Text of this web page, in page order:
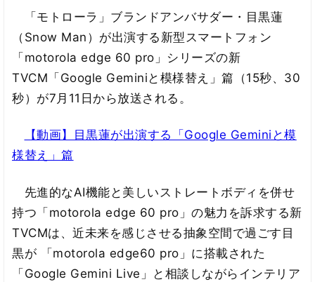
「モトローラ」ブランドアンバサダー・目黒蓮
（Snow Man）が出演する新型スマートフォン
「motorola edge 60 pro」シリーズの新
TVCM「Google Geminiと模様替え」篇（15秒、30
秒）が7月11日から放送される。
【動画】目黒蓮が出演する「Google Geminiと模
様替え」篇
先進的なAI機能と美しいストレートボディを併せ
持つ「motorola edge 60 pro」の魅力を訴求する新
TVCMは、近未来を感じさせる抽象空間で過ごす目
黒が 「motorola edge60 pro」に搭載された
「Google Gemini Live」と相談しながらインテリア